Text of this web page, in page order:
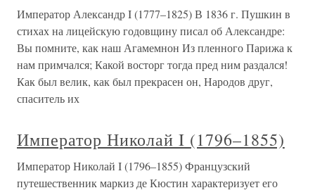
Император Александр I (1777–1825) В 1836 г. Пушкин в
стихах на лицейскую годовщину писал об Александре:
Вы помните, как наш Агамемнон Из пленного Парижа к
нам примчался; Какой восторг тогда пред ним раздался!
Как был велик, как был прекрасен он, Народов друг,
спаситель их
Император Николай I (1796–1855)
Император Николай I (1796–1855) Французский
путешественник маркиз де Кюстин характеризует его